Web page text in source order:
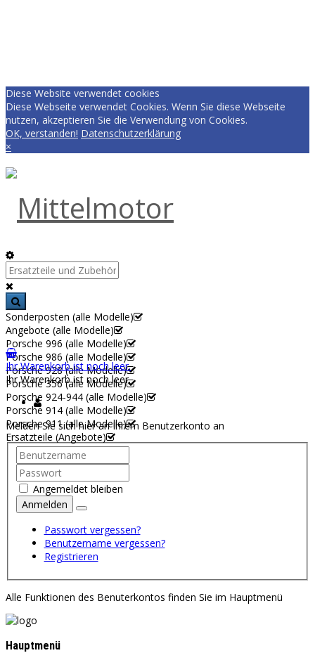
Diese Website verwendet cookies
Diese Webseite verwendet Cookies. Wenn Sie diese Webseite
nutzen, akzeptieren Sie die Verwendung von Cookies.
OK, verstanden! Datenschutzerklärung
×
Sonderposten (alle Modelle)
Angebote (alle Modelle)
Porsche 996 (alle Modelle)
Porsche 986 (alle Modelle)
Porsche 928 (alle Modelle)
Porsche 356 (alle Modelle)
Porsche 924-944 (alle Modelle)
Porsche 914 (alle Modelle)
Porsche 911 (alle Modelle)
Ersatzteile (Angebote)
Ihr Warenkorb ist noch leer.
Ihr Warenkorb ist noch leer.
Melden Sie sich hier an Ihrem Benutzerkonto an
Angemeldet bleiben
Anmelden
Passwort vergessen?
Benutzername vergessen?
Registrieren
Alle Funktionen des Benuterkontos finden Sie im Hauptmenü
Hauptmenü